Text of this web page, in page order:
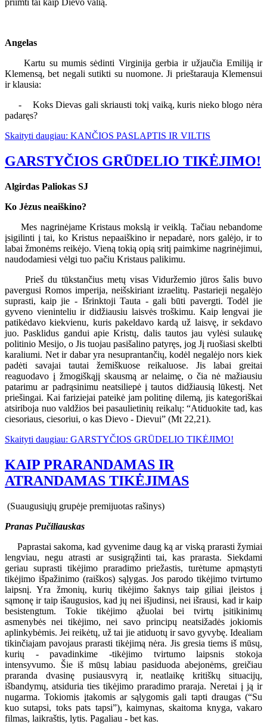
priimti tai kaip Dievo valią.
Angelas
Kartu su mumis sėdinti Virginija gerbia ir užjaučia Emiliją ir
Klemensą, bet negali sutikti su nuomone. Ji prieštarauja Klemensui
ir klausia:
- Koks Dievas gali skriausti tokį vaiką, kuris nieko blogo nėra
padaręs?
Skaityti daugiau: KANČIOS PASLAPTIS IR VILTIS
GARSTYČIOS GRŪDELIO TIKĖJIMO!
Algirdas Paliokas SJ
Ko Jėzus neaiškino?
Mes nagrinėjame Kristaus mokslą ir veiklą. Tačiau nebandome
įsigilinti į tai, ko Kristus nepaaiškino ir nepadarė, nors galėjo, ir to
labai žmonėms reikėjo. Vieną tokią opią sritį paimkime nagrinėjimui,
naudodamiesi vėlgi tuo pačiu Kristaus palikimu.
Prieš du tūkstančius metų visas Viduržemio jūros šalis buvo
pavergusi Romos imperija, neišskiriant izraelitų. Pastarieji negalėjo
suprasti, kaip jie - Išrinktoji Tauta - gali būti pavergti. Todėl jie
gyveno vieninteliu ir didžiausiu laisvės troškimu. Kaip lengvai jie
patikėdavo kiekvienu, kuris pakeldavo kardą už laisvę, ir sekdavo
juo. Pasklidus gandui apie Kristų, dalis tautos jau vylėsi sulaukę
politinio Mesijo, o Jis tuojau pasišalino patyręs, jog Jį ruošiasi skelbti
karaliumi. Net ir dabar yra nesuprantančių, kodėl negalėjo nors kiek
padėti savajai tautai žemiškuose reikaluose. Jis labai greitai
reaguodavo į žmogiškąjį skausmą ar nelaimę, o čia nė mažiausiu
patarimu ar padrąsinimu neatsiliepė į tautos didžiausią lūkestį. Net
priešingai. Kai fariziejai pateikė jam politinę dilemą, jis kategoriškai
atsiriboja nuo valdžios bei pasaulietinių reikalų: “Atiduokite tad, kas
ciesoriaus, ciesoriui, o kas Dievo - Dievui” (Mt 22,21).
Skaityti daugiau: GARSTYČIOS GRŪDELIO TIKĖJIMO!
KAIP PRARANDAMAS IR
ATRANDAMAS TIKĖJIMAS
(Suaugusiųjų grupėje premijuotas rašinys)
Pranas Pučiliauskas
Paprastai sakoma, kad gyvenime daug ką ar viską prarasti žymiai
lengviau, negu atrasti ar susigrąžinti tai, kas prarasta. Siekdami
geriau suprasti tikėjimo praradimo priežastis, turėtume apmąstyti
tikėjimo išpažinimo (raiškos) sąlygas. Jos parodo tikėjimo tvirtumo
laipsnį. Yra žmonių, kurių tikėjimo šaknys taip giliai įleistos į
sąmonę ir taip išaugusios, kad jų nei išjudinsi, nei išrausi, kad ir kaip
besistengtum. Tokie tikėjimo ąžuolai bei tvirtų įsitikinimų
asmenybės nei tikėjimo, nei savo principų neatsižadės jokiomis
aplinkybėmis. Jei reikėtų, už tai jie atiduotų ir savo gyvybę. Idealiam
tikinčiajam pavojaus prarasti tikėjimą nėra. Jis gresia tiems iš mūsų,
kurių - pavadinkime -tikėjimo tvirtumo laipsnis stokoja
intensyvumo. Šie iš mūsų labiau pasiduoda abejonėms, greičiau
praranda dvasinę pusiausvyrą ir, neatlaikę kritiškų situacijų,
išbandymų, atsiduria ties tikėjimo praradimo praraja. Neretai į ją ir
nugarma. Tokiomis įtakomis ar sąlygomis gali tapti draugas (“Su
kuo sutapsi, toks pats tapsi”), kaimynas, skaitoma knyga, vakaro
filmas, laikraštis, lytis. Pagaliau - bet kas.